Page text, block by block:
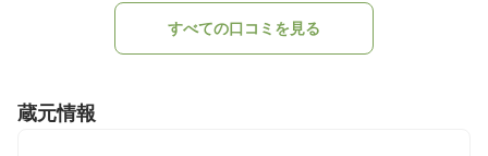
すべての口コミを見る
蔵元情報